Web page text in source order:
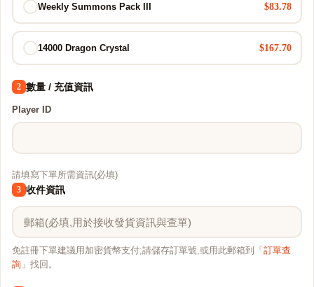
Weekly Summons Pack III $83.78
14000 Dragon Crystal $167.70
2 數量 / 充值資訊
Player ID
請填寫下單所需資訊(必填)
3 收件資訊
免註冊下單建議用加密貨幣支付;請儲存訂單號,或用此郵箱到「 訂單查
詢 」找回。